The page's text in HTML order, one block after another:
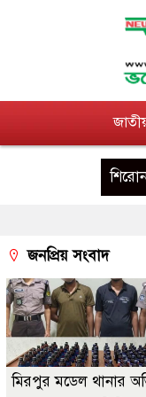
জনপ্রিয় সংবাদ
মিরপুর মডেল থানার